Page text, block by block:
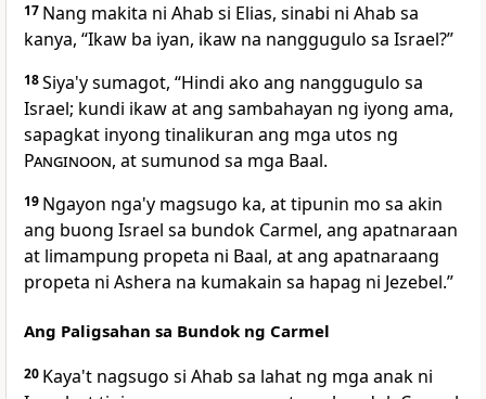
17 Nang makita ni Ahab si Elias, sinabi ni Ahab sa
kanya, “Ikaw ba iyan, ikaw na nanggugulo sa Israel?”
18Siya'y sumagot, “Hindi ako ang nanggugulo sa
Israel; kundi ikaw at ang sambahayan ng iyong ama,
sapagkat inyong tinalikuran ang mga utos ng
Panginoon, at sumunod sa mga Baal.
19 Ngayon nga'y magsugo ka, at tipunin mo sa akin
ang buong Israel sa bundok Carmel, ang apatnaraan
at limampung propeta ni Baal, at ang apatnaraang
propeta ni Ashera na kumakain sa hapag ni Jezebel.”
Ang Paligsahan sa Bundok ng Carmel
20 Kaya't nagsugo si Ahab sa lahat ng mga anak ni